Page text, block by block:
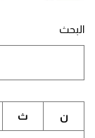
البحث
ن ث